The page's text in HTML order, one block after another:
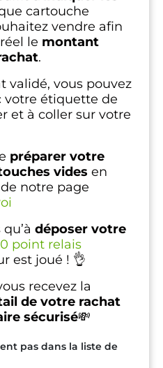
cartouche
vendre afin
le montant
.
validé, vous pouvez
votre étiquette de
et à coller sur votre
préparer votre
vides en
notre page
déposer votre
point relais
est joué ! 👌
recevez la
de votre rachat
sécurisé💸
pas dans la liste de